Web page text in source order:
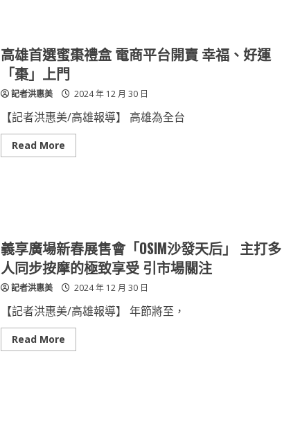
軍
綠
鬣
蜥
移
除
能
提
升
協
力
高雄首選蜜棗禮盒 電商平台開賣 幸福、好運
「棗」上門
記者洪惠美 2024 年 12 月 30 日
【記者洪惠美/高雄報導】 高雄為全台
Read MoreRead
more
盒
電
商
平
台
開
幸
福、
好
運
「棗」
義享廣場新春展售會「OSIM沙發天后」 主打多
人同步按摩的極致享受 引市場關注
記者洪惠美 2024 年 12 月 30 日
【記者洪惠美/高雄報導】 年節將至，
Read MoreRead
more